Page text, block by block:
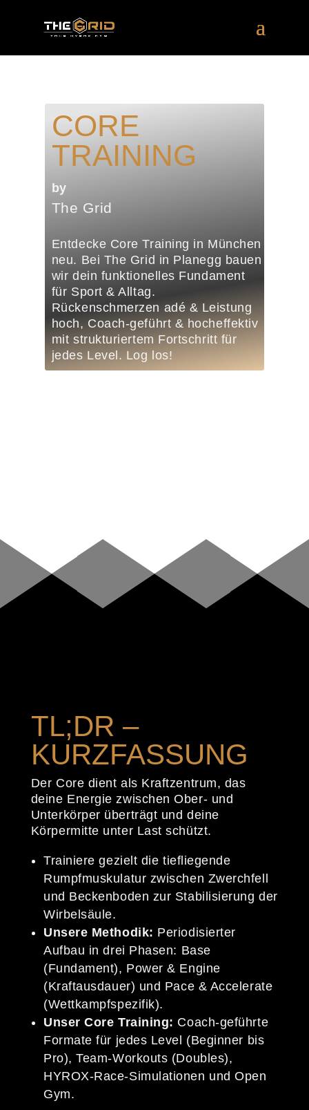
CORE
TRAINING
by
The Grid
Entdecke Core Training in München
neu. Bei The Grid in Planegg bauen
wir dein funktionelles Fundament
für Sport & Alltag.
Rückenschmerzen adé & Leistung
hoch, Coach-geführt & hocheffektiv
mit strukturiertem Fortschritt für
jedes Level. Log los!
TL;DR –
KURZFASSUNG
Der Core dient als Kraftzentrum, das
deine Energie zwischen Ober- und
Unterkörper überträgt und deine
Körpermitte unter Last schützt.
Trainiere gezielt die tiefliegende
Rumpfmuskulatur zwischen Zwerchfell
und Beckenboden zur Stabilisierung der
Wirbelsäule.
Unsere Methodik: Periodisierter
Aufbau in drei Phasen: Base
(Fundament), Power & Engine
(Kraftausdauer) und Pace & Accelerate
(Wettkampfspezifik).
Unser Core Training: Coach-geführte
Formate für jedes Level (Beginner bis
Pro), Team-Workouts (Doubles),
HYROX-Race-Simulationen und Open
Gym.